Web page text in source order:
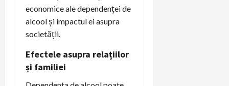
economice ale dependenței de
alcool și impactul ei asupra
societății.
Efectele asupra relațiilor
și familiei